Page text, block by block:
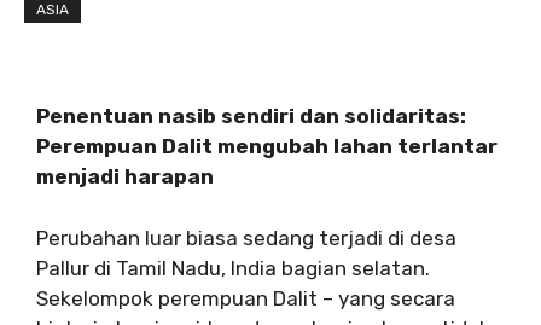
ASIA
Penentuan nasib sendiri dan solidaritas:
Perempuan Dalit mengubah lahan terlantar
menjadi harapan
Perubahan luar biasa sedang terjadi di desa
Pallur di Tamil Nadu, India bagian selatan.
Sekelompok perempuan Dalit – yang secara